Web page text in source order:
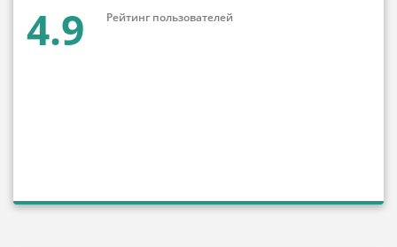
4.9 Рейтинг пользователей